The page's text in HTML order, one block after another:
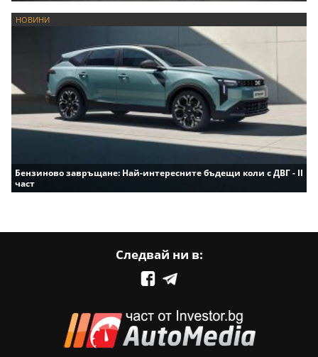
НОВИНИ
Бензиново завръщане: Най-интересните бъдещи коли с ДВГ - II
част
Следвай ни в: